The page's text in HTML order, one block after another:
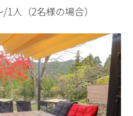
人（2名様の場合）